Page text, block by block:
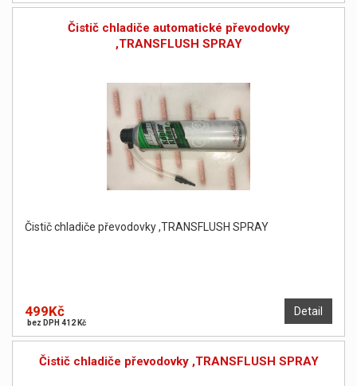
Čistič chladiče automatické převodovky
,TRANSFLUSH SPRAY
Čistič chladiče převodovky ,TRANSFLUSH SPRAY
Detail
499Kč
bez DPH 412 Kč
Čistič chladiče převodovky ,TRANSFLUSH SPRAY